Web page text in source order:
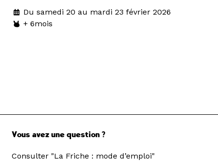
Du samedi 20 au mardi 23 février 2026
+ 6mois
Vous avez une question ?
Consulter "La Friche : mode d’emploi"